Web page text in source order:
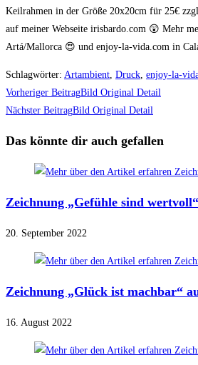
Keilrahmen in der Größe 20x20cm für 25€
auf meiner Webseite irisbardo.com 😲 Mehr
Artá/Mallorca 😍 und enjoy-la-vida.com in
Schlagwörter: Artambient, Druck, enjoy-la-
Weitere
Artikel
ansehen
Vorheriger BeitragBild Original Detail
Nächster BeitragBild Original Detail
Das könnte dir auch gefallen
Zeichnung „Gefühle sind
20. September 2022
Zeichnung „Glück ist machbar“
16. August 2022